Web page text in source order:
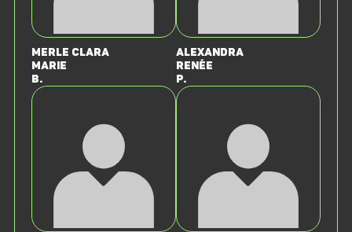
Merle Clara
Marie
B.
Alexandra
Renée
P.